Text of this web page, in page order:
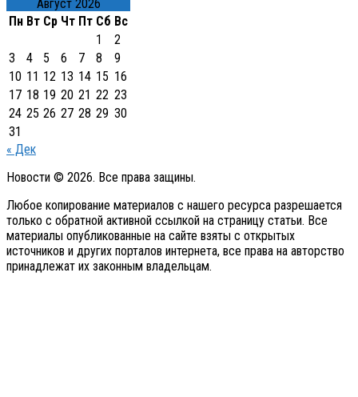
Август 2026
Пн Вт Ср Чт Пт Сб Вс
1
2
3
4 5 6 7 8
9
10 11 12 13 14 15 16
17 18 19 20 21 22 23
24 25 26 27 28 29 30
31
« Дек
Новости © 2026. Все права защины.
Любое копирование материалов с нашего ресурса разрешается
только с обратной активной ссылкой на страницу статьи. Все
материалы опубликованные на сайте взяты с открытых
источников и других порталов интернета, все права на авторство
принадлежат их законным владельцам.